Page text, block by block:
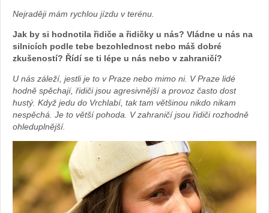
Nejraději mám rychlou jízdu v terénu.
Jak by si hodnotila řidiče a řidičky u nás? Vládne u nás na
silnicích podle tebe bezohlednost nebo máš dobré
zkušeností? Řídí se ti lépe u nás nebo v zahraničí?
U nás záleží, jestli je to v Praze nebo mimo ni. V Praze lidé
hodně spěchají, řidiči jsou agresivnější a provoz často dost
hustý. Když jedu do Vrchlabí, tak tam většinou nikdo nikam
nespěchá. Je to větší pohoda. V zahraničí jsou řidiči rozhodně
ohleduplnější.